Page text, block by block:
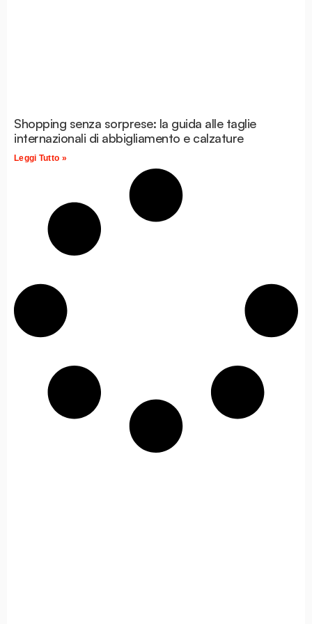
Shopping senza sorprese: la guida alle taglie
internazionali di abbigliamento e calzature
Leggi Tutto »